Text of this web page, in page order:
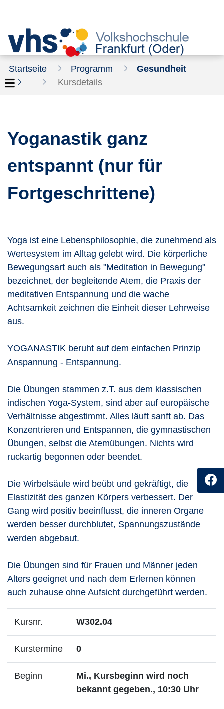
Startseite Programm
Gesundheit
Kursdetails
Yoganastik ganz
entspannt (nur für
Fortgeschrittene)
Yoga ist eine Lebensphilosophie, die zunehmend als
Wertesystem im Alltag gelebt wird. Die körperliche
Bewegungsart auch als "Meditation in Bewegung"
bezeichnet, der begleitende Atem, die Praxis der
meditativen Entspannung und die wache
Achtsamkeit zeichnen die Einheit dieser Lehrweise
aus.
YOGANASTIK beruht auf dem einfachen Prinzip
Anspannung - Entspannung.
Die Übungen stammen z.T. aus dem klassischen
indischen Yoga-System, sind aber auf europäische
Verhältnisse abgestimmt. Alles läuft sanft ab. Das
Konzentrieren und Entspannen, die gymnastischen
Übungen, selbst die Atemübungen. Nichts wird
ruckartig begonnen oder beendet.
Die Wirbelsäule wird beübt und gekräftigt, die
Elastizität des ganzen Körpers verbessert. Der
Gang wird positiv beeinflusst, die inneren Organe
werden besser durchblutet, Spannungszustände
werden abgebaut.
Die Übungen sind für Frauen und Männer jeden
Alters geeignet und nach dem Erlernen können
auch zuhause ohne Aufsicht durchgeführt werden.
Kursnr. W302.04
Kurstermine 0
Beginn
Mi., Kursbeginn wird noch
bekannt gegeben., 10:30 Uhr